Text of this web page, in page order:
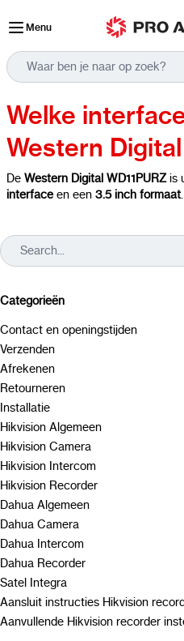
Menu
Welke
Western Digital
De Western Digital WD11PURZis
interfaceen een 3.5 inch formaat.
Categorieën
Contact en openingstijden
Verzenden
Afrekenen
Retourneren
Installatie
Hikvision Algemeen
Hikvision Camera
Hikvision Intercom
Hikvision Recorder
Dahua Algemeen
Dahua Camera
Dahua Intercom
Dahua Recorder
Satel Integra
Aansluit instructies Hikvision
Aanvullende Hikvision recorder